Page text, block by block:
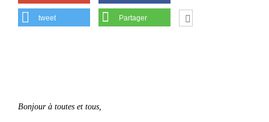
tweet Partager
Bonjour à toutes et tous,